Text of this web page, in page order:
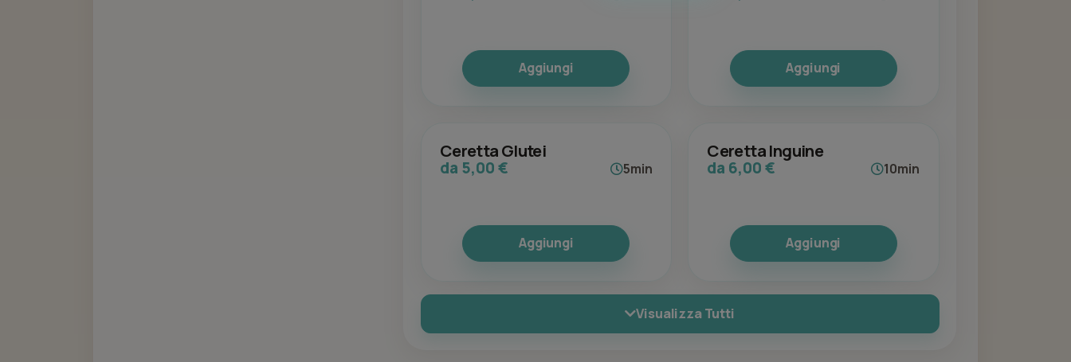
Aggiungi Aggiungi
Ceretta Glutei
da 5,00 € 5min
Aggiungi
Ceretta Inguine
da 6,00 € 10min
Aggiungi
Visualizza Tutti